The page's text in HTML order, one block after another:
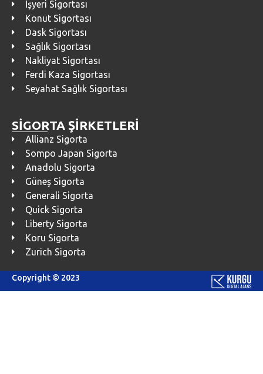
İşyeri Sigortası
Konut Sigortası
Dask Sigortası
Sağlık Sigortası
Nakliyat Sigortası
Ferdi Kaza Sigortası
Seyahat Sağlık Sigortası
SİGORTA ŞİRKETLERİ
Allianz Sigorta
Sompo Japan Sigorta
Anadolu Sigorta
Güneş Sigorta
Generali Sigorta
Quick Sigorta
Liberty Sigorta
Koru Sigorta
Zurich Sigorta
Copyright © 2023